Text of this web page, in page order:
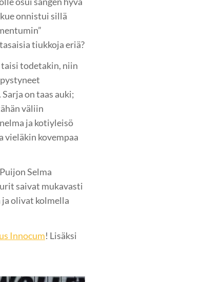
onnistui sillä
tiukkoja eriä?
todetakin, niin
on taas auki;
väliin
ja kotiyleisö
kovempaa
Selma
saivat mukavasti
olivat kolmella
Innocum! Lisäksi